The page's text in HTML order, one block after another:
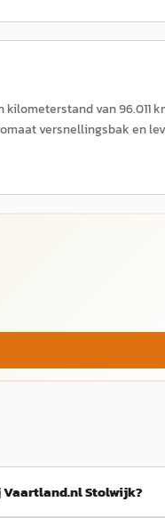
kilometerstand van 96.011
versnellingsbak en
Vaartland.nl Stolwijk?